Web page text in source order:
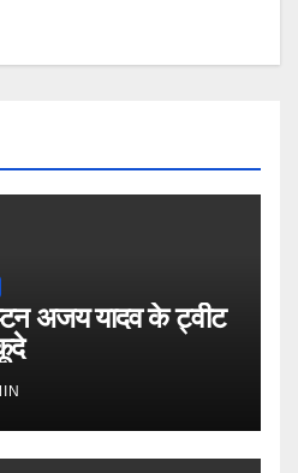
अजय यादव के ट्वीट